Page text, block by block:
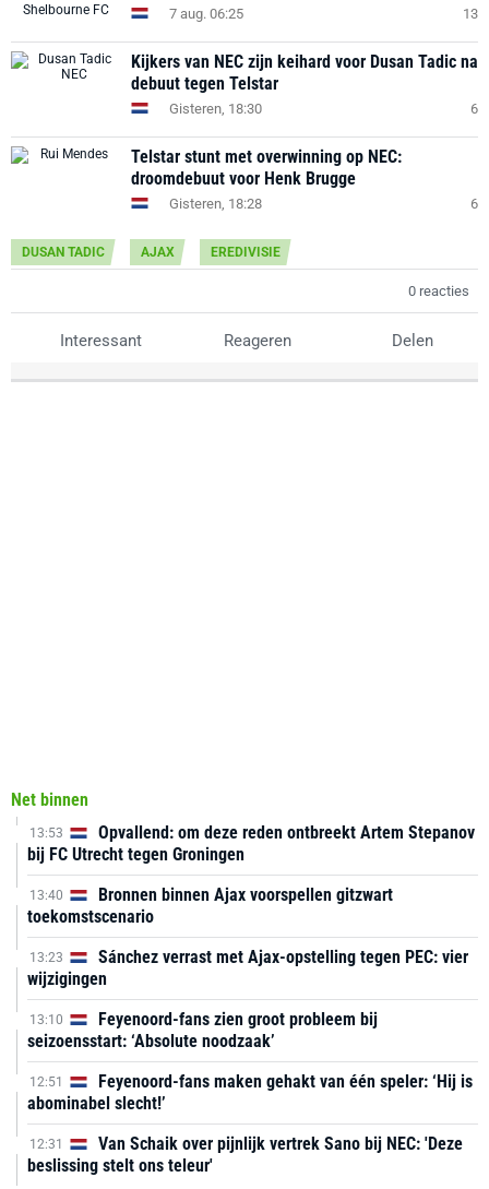
7 aug. 06:25 13
Kijkers van NEC zijn keihard voor Dusan Tadic na
debuut tegen Telstar
Gisteren, 18:30 6
Telstar stunt met overwinning op NEC:
droomdebuut voor Henk Brugge
Gisteren, 18:28 6
DUSAN TADIC AJAX EREDIVISIE
0 reacties
Interessant Reageren Delen
Net binnen
13:53
Opvallend: om deze reden ontbreekt Artem Stepanov
bij FC Utrecht tegen Groningen
13:40
Bronnen binnen Ajax voorspellen gitzwart
toekomstscenario
13:23
Sánchez verrast met Ajax-opstelling tegen PEC: vier
wijzigingen
13:10
Feyenoord-fans zien groot probleem bij
seizoensstart: ‘Absolute noodzaak’
12:51
Feyenoord-fans maken gehakt van één speler: ‘Hij is
abominabel slecht!’
12:31
Van Schaik over pijnlijk vertrek Sano bij NEC: 'Deze
beslissing stelt ons teleur'